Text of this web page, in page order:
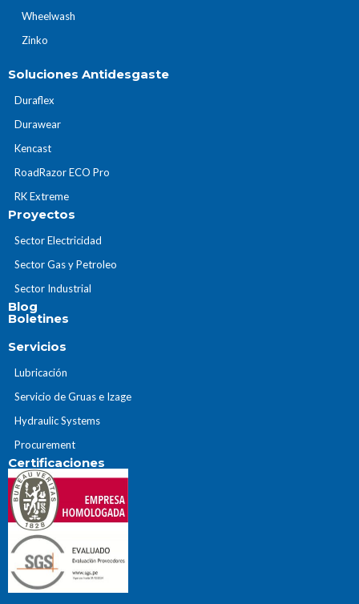
Wheelwash
Zinko
Soluciones Antidesgaste
Duraflex
Durawear
Kencast
RoadRazor ECO Pro
RK Extreme
Proyectos
Sector Electricidad
Sector Gas y Petroleo
Sector Industrial
Blog
Boletines
Servicios
Lubricación
Servicio de Gruas e Izage
Hydraulic Systems
Procurement
Certificaciones